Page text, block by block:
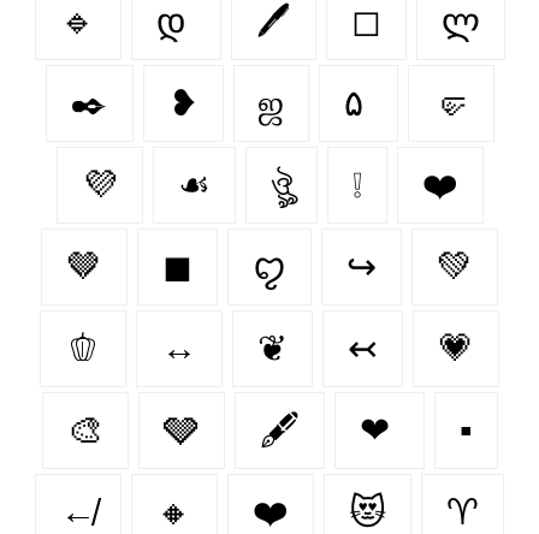
🔹 დ 🖊️ ◻ ლ
✒️ ❥ ஜ ۵ 🤛
💜 ☙ ঔৣ ❕ ❤️‍
🤎 ◼ ꨄ ↪ 💚
🫑 ↔ ❦ ↢ 💗
🎨 🩶 🖋️ ❤ ▪
↚ 🔸 ❤️ 😻 ♈︎